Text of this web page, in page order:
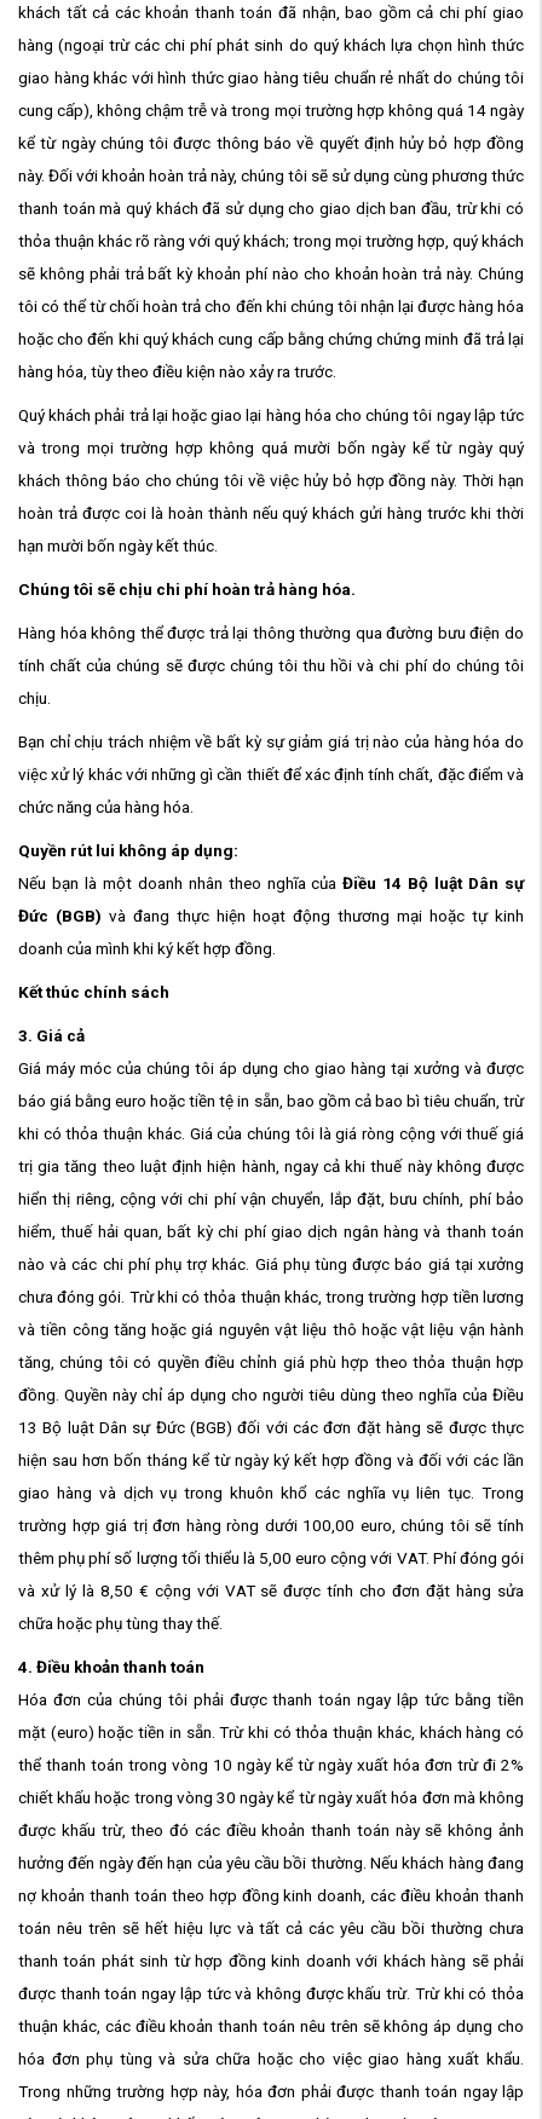
khách tất cả các khoản thanh toán đã nhận, bao gồm cả chi phí giao
hàng (ngoại trừ các chi phí phát sinh do quý khách lựa chọn hình thức
giao hàng khác với hình thức giao hàng tiêu chuẩn rẻ nhất do chúng tôi
cung cấp), không chậm trễ và trong mọi trường hợp không quá 14 ngày
kể từ ngày chúng tôi được thông báo về quyết định hủy bỏ hợp đồng
này. Đối với khoản hoàn trả này, chúng tôi sẽ sử dụng cùng phương thức
thanh toán mà quý khách đã sử dụng cho giao dịch ban đầu, trừ khi có
thỏa thuận khác rõ ràng với quý khách; trong mọi trường hợp, quý khách
sẽ không phải trả bất kỳ khoản phí nào cho khoản hoàn trả này. Chúng
tôi có thể từ chối hoàn trả cho đến khi chúng tôi nhận lại được hàng hóa
hoặc cho đến khi quý khách cung cấp bằng chứng chứng minh đã trả lại
hàng hóa, tùy theo điều kiện nào xảy ra trước.
Quý khách phải trả lại hoặc giao lại hàng hóa cho chúng tôi ngay lập tức
và trong mọi trường hợp không quá mười bốn ngày kể từ ngày quý
khách thông báo cho chúng tôi về việc hủy bỏ hợp đồng này. Thời hạn
hoàn trả được coi là hoàn thành nếu quý khách gửi hàng trước khi thời
hạn mười bốn ngày kết thúc.
Chúng tôi sẽ chịu chi phí hoàn trả hàng hóa.
Hàng hóa không thể được trả lại thông thường qua đường bưu điện do
tính chất của chúng sẽ được chúng tôi thu hồi và chi phí do chúng tôi
chịu.
Bạn chỉ chịu trách nhiệm về bất kỳ sự giảm giá trị nào của hàng hóa do
việc xử lý khác với những gì cần thiết để xác định tính chất, đặc điểm và
chức năng của hàng hóa.
Quyền rút lui không áp dụng:
Nếu bạn là một doanh nhân theo nghĩa củaĐiều 14 Bộ luật Dân sự
Đức (BGB) và đang thực hiện hoạt động thương mại hoặc tự kinh
doanh của mình khi ký kết hợp đồng.
Kết thúc chính sách
3. Giá cả
Giá máy móc của chúng tôi áp dụng cho giao hàng tại xưởng và được
báo giá bằng euro hoặc tiền tệ in sẵn, bao gồm cả bao bì tiêu chuẩn, trừ
khi có thỏa thuận khác. Giá của chúng tôi là giá ròng cộng với thuế giá
trị gia tăng theo luật định hiện hành, ngay cả khi thuế này không được
hiển thị riêng, cộng với chi phí vận chuyển, lắp đặt, bưu chính, phí bảo
hiểm, thuế hải quan, bất kỳ chi phí giao dịch ngân hàng và thanh toán
nào và các chi phí phụ trợ khác. Giá phụ tùng được báo giá tại xưởng
chưa đóng gói. Trừ khi có thỏa thuận khác, trong trường hợp tiền lương
và tiền công tăng hoặc giá nguyên vật liệu thô hoặc vật liệu vận hành
tăng, chúng tôi có quyền điều chỉnh giá phù hợp theo thỏa thuận hợp
đồng. Quyền này chỉ áp dụng cho người tiêu dùng theo nghĩa của Điều
13 Bộ luật Dân sự Đức (BGB) đối với các đơn đặt hàng sẽ được thực
hiện sau hơn bốn tháng kể từ ngày ký kết hợp đồng và đối với các lần
giao hàng và dịch vụ trong khuôn khổ các nghĩa vụ liên tục. Trong
trường hợp giá trị đơn hàng ròng dưới 100,00 euro, chúng tôi sẽ tính
thêm phụ phí số lượng tối thiểu là 5,00 euro cộng với VAT. Phí đóng gói
và xử lý là 8,50 € cộng với VAT sẽ được tính cho đơn đặt hàng sửa
chữa hoặc phụ tùng thay thế.
4. Điều khoản thanh toán
Hóa đơn của chúng tôi phải được thanh toán ngay lập tức bằng tiền
mặt (euro) hoặc tiền in sẵn. Trừ khi có thỏa thuận khác, khách hàng có
thể thanh toán trong vòng 10 ngày kể từ ngày xuất hóa đơn trừ đi 2%
chiết khấu hoặc trong vòng 30 ngày kể từ ngày xuất hóa đơn mà không
được khấu trừ, theo đó các điều khoản thanh toán này sẽ không ảnh
hưởng đến ngày đến hạn của yêu cầu bồi thường. Nếu khách hàng đang
nợ khoản thanh toán theo hợp đồng kinh doanh, các điều khoản thanh
toán nêu trên sẽ hết hiệu lực và tất cả các yêu cầu bồi thường chưa
thanh toán phát sinh từ hợp đồng kinh doanh với khách hàng sẽ phải
được thanh toán ngay lập tức và không được khấu trừ. Trừ khi có thỏa
thuận khác, các điều khoản thanh toán nêu trên sẽ không áp dụng cho
hóa đơn phụ tùng và sửa chữa hoặc cho việc giao hàng xuất khẩu.
Trong những trường hợp này, hóa đơn phải được thanh toán ngay lập